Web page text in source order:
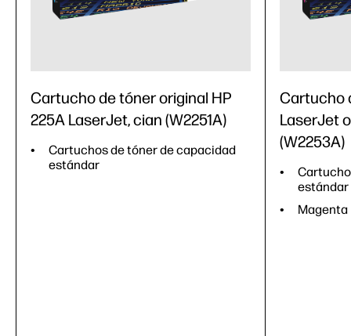
Cartucho de tóner original HP
225A LaserJet, cian (W2251A)
Cartuchos de tóner de capacidad
estándar
Cartucho
LaserJet
(W2253A)
estándar
Magenta